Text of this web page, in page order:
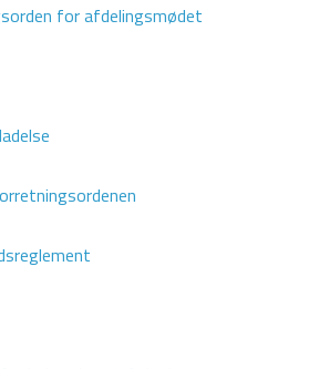
for afdelingsmødet